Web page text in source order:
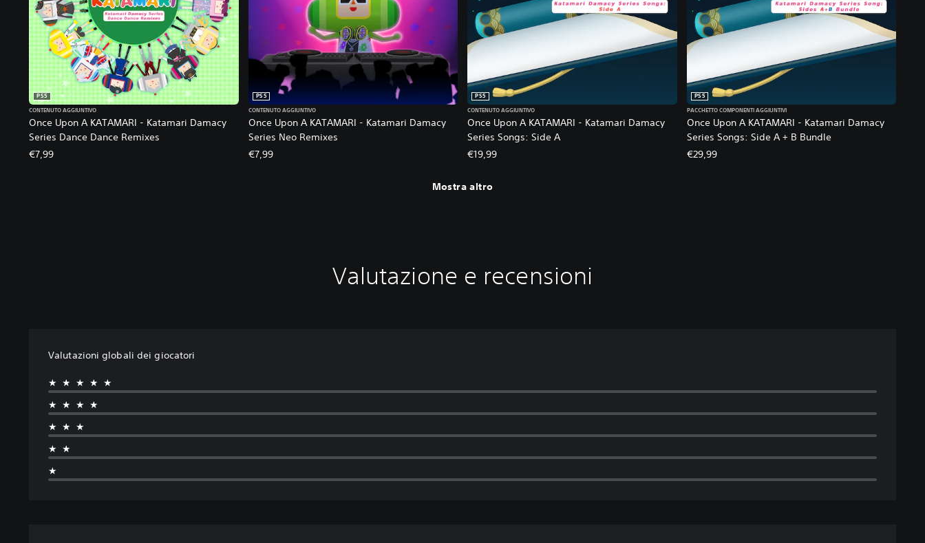
Once Upon A KATAMARI - Katamari Damacy
Series Dance Dance Remixes
PS5
CONTENUTO AGGIUNTIVO
€7,99
Once Upon A KATAMARI - Katamari Damacy
Series Neo Remixes
PS5
CONTENUTO AGGIUNTIVO
€7,99
Once Upon A KATAMARI - Katamari Damacy
Series Songs: Side A
PS5
CONTENUTO AGGIUNTIVO
€19,99
Once Upon A KATAMARI - Katamari Damacy
Series Songs: Side A + B Bundle
PS5
PACCHETTO COMPONENTI AGGIUNTIVI
€29,99
Mostra altro
Valutazione e recensioni
Valutazioni globali dei giocatori
★★★★★
★★★★
★★★
★★
★